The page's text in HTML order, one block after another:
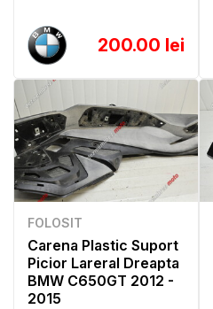
200.00 lei
FOLOSIT
Carena Plastic Suport
Picior Lareral Dreapta
BMW C650GT 2012 -
2015